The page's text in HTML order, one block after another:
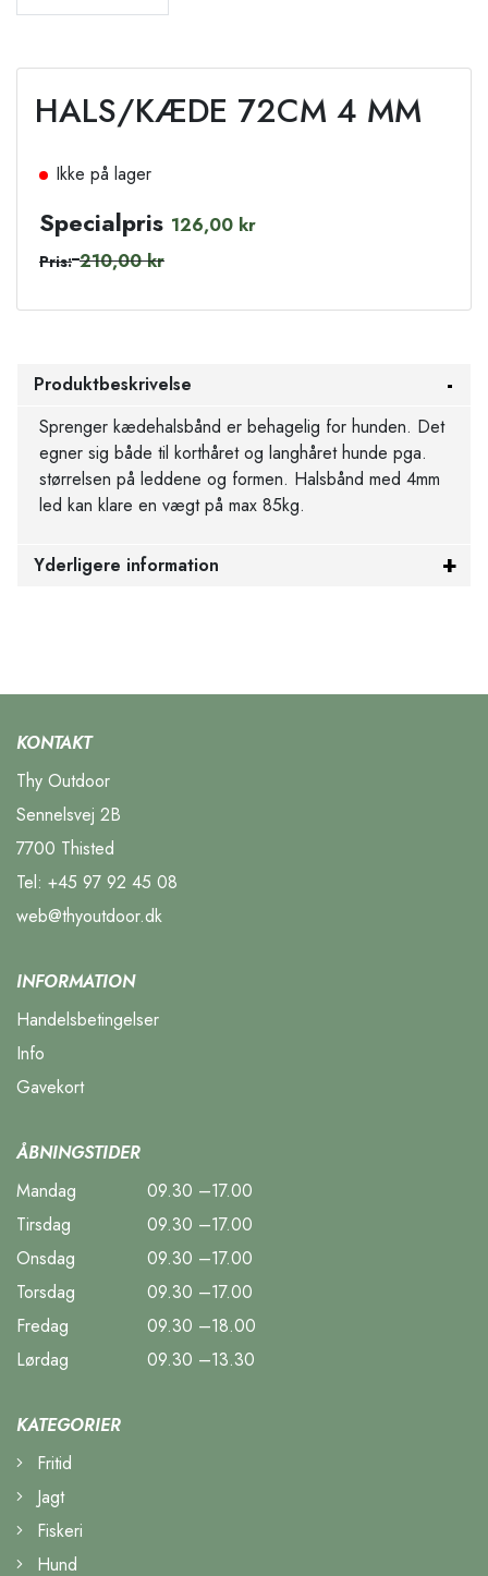
HALS/KÆDE 72CM 4 MM
Ikke på lager
Specialpris 126,00 kr
Pris: 210,00 kr
Produktbeskrivelse
Sprenger kædehalsbånd er behagelig for hunden. Det
egner sig både til korthåret og langhåret hunde pga.
størrelsen på leddene og formen. Halsbånd med 4mm
led kan klare en vægt på max 85kg.
Yderligere information
KONTAKT
Thy Outdoor
Sennelsvej 2B
7700 Thisted
Tel: +45 97 92 45 08
web@thyoutdoor.dk
INFORMATION
Handelsbetingelser
Info
Gavekort
ÅBNINGSTIDER
Mandag
09.30 –17.00
Tirsdag
09.30 –17.00
Onsdag
09.30 –17.00
Torsdag
09.30 –17.00
Fredag
09.30 –18.00
Lørdag
09.30 –13.30
KATEGORIER
Fritid
Jagt
Fiskeri
Hund